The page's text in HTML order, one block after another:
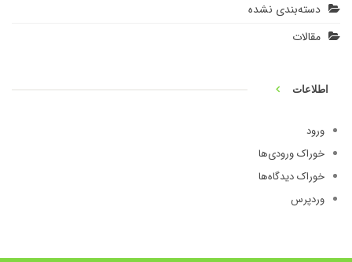
دسته‌بندی نشده
مقالات
اطلاعات
ورود
خوراک ورودی‌ها
خوراک دیدگاه‌ها
وردپرس